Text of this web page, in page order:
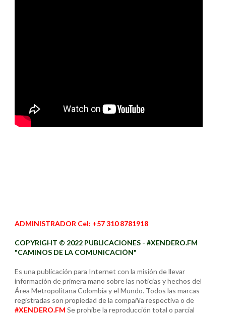
ADMINISTRADOR Cel: +57 310 8781918
COPYRIGHT © 2022 PUBLICACIONES - #XENDERO.FM
"CAMINOS DE LA COMUNICACIÓN"
Es una publicación para Internet con la misión de llevar
información de primera mano sobre las noticias y hechos del
Área Metropolitana Colombia y el Mundo. Todos las marcas
registradas son propiedad de la compañía respectiva o de
#XENDERO.FM Se prohíbe la reproducción total o parcial